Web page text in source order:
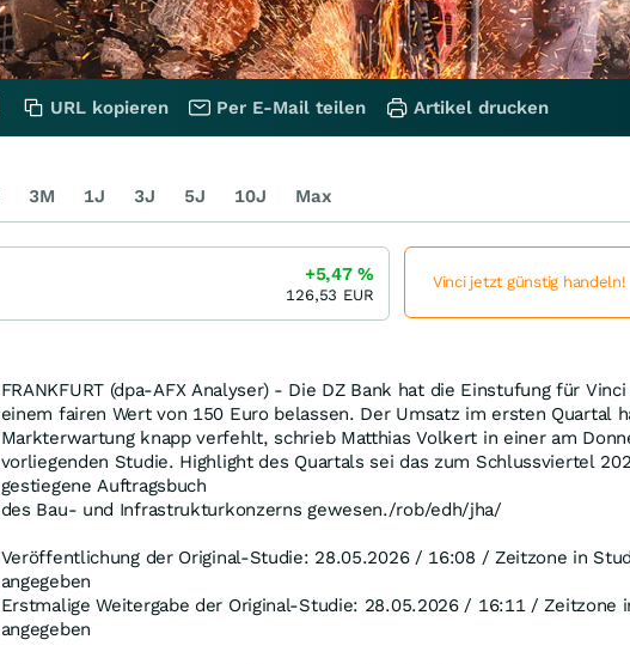
FRANKFURT (dpa-AFX Analyser) - Die DZ Bank hat die Einstufung für
einem fairen Wert von 150 Euro belassen. Der Umsatz im ersten Quartal
Markterwartung knapp verfehlt, schrieb Matthias Volkert in einer am
vorliegenden Studie. Highlight des Quartals sei das zum Schlussviertel
gestiegene Auftragsbuch
des Bau- und Infrastrukturkonzerns gewesen./rob/edh/jha/
Veröffentlichung der Original-Studie: 28.05.2026 / 16:08 / Zeitzone in
angegeben
Erstmalige Weitergabe der Original-Studie: 28.05.2026 / 16:11 / Zeitzone
angegeben
URL kopieren Per E-Mail teilen Artikel drucken
3M 1J 3J 5J 10J Max
+5,47%
126,53 EUR
Vinci jetzt günstig handeln!